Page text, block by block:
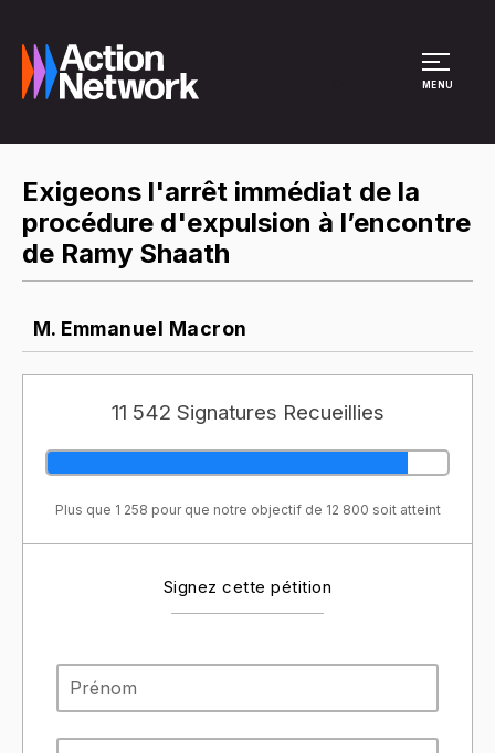
MENU
Exigeons l'arrêt immédiat de la
procédure d'expulsion à l’encontre
de Ramy Shaath
M. Emmanuel Macron
11 542 Signatures Recueillies
Plus que 1 258 pour que notre objectif de 12 800 soit atteint
Signez cette pétition